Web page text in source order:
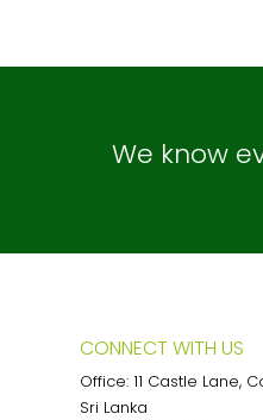
We know
CONNECT WITH US
Office: 11 Castle Lane,
Sri Lanka